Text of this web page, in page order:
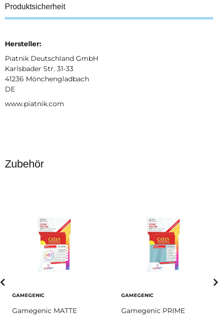
Produktsicherheit
Hersteller:
Piatnik Deutschland GmbH
Karlsbader Str. 31-33
41236 Mönchengladbach
DE
www.piatnik.com
Zubehör
GAMEGENIC
Gamegenic MATTE
GAMEGENIC
Gamegenic PRIME